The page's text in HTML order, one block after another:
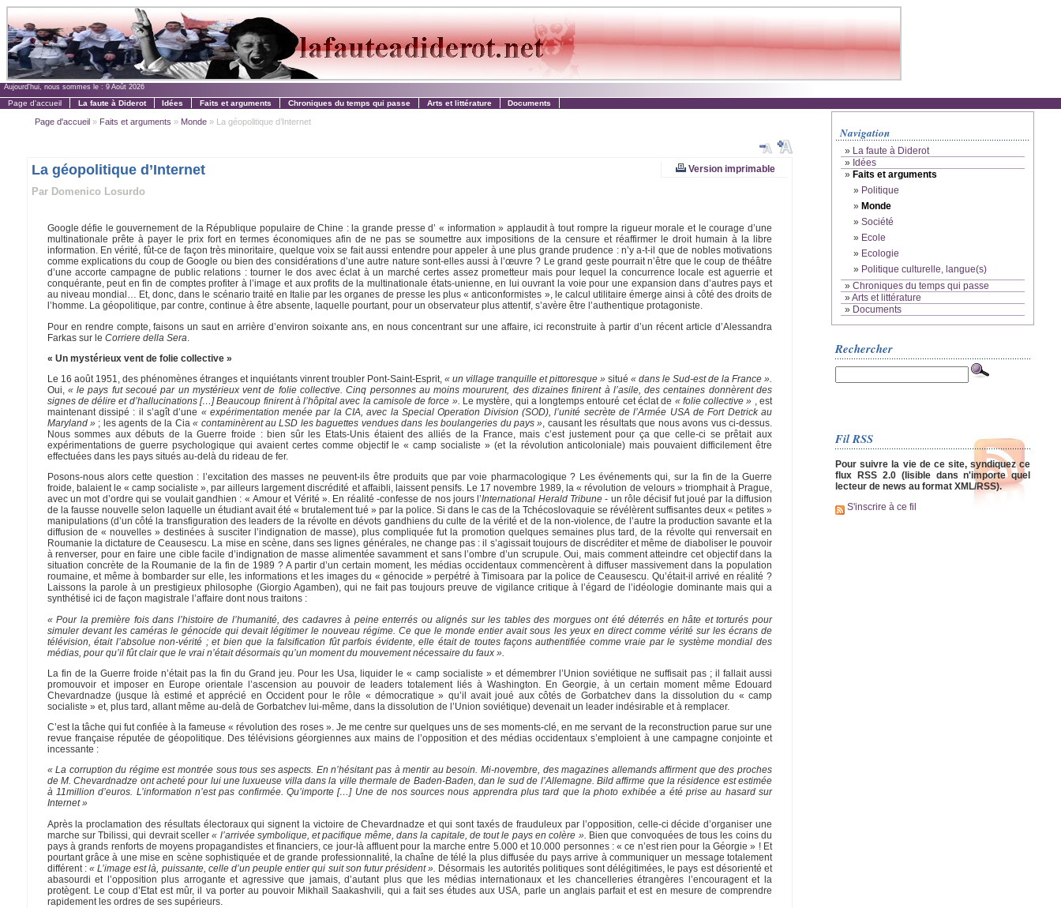
Aujourd'hui, nous sommes le : 9 Août 2026
Page d'accueil La faute à Diderot Idées Faits et arguments Chroniques du temps qui passe Arts et littérature Documents
Page d'accueil» Faits et arguments » Monde» La géopolitique d’Internet
Version imprimable
La géopolitique d’Internet
Par Domenico Losurdo
Google défie le gouvernement de la République populaire de Chine : la grande presse d’ « information » applaudit à tout rompre la rigueur morale et le courage d’une
multinationale prête à payer le prix fort en termes économiques afin de ne pas se soumettre aux impositions de la censure et réaffirmer le droit humain à la libre
information. En vérité, fût-ce de façon très minoritaire, quelque voix se fait aussi entendre pour appeler à une plus grande prudence : n’y a-t-il que de nobles motivations
comme explications du coup de Google ou bien des considérations d’une autre nature sont-elles aussi à l’œuvre ? Le grand geste pourrait n’être que le coup de théâtre
d’une accorte campagne de public relations : tourner le dos avec éclat à un marché certes assez prometteur mais pour lequel la concurrence locale est aguerrie et
conquérante, peut en fin de comptes profiter à l’image et aux profits de la multinationale états-unienne, en lui ouvrant la voie pour une expansion dans d’autres pays et
au niveau mondial… Et, donc, dans le scénario traité en Italie par les organes de presse les plus « anticonformistes », le calcul utilitaire émerge ainsi à côté des droits de
l’homme. La géopolitique, par contre, continue à être absente, laquelle pourtant, pour un observateur plus attentif, s’avère être l’authentique protagoniste.
Pour en rendre compte, faisons un saut en arrière d’environ soixante ans, en nous concentrant sur une affaire, ici reconstruite à partir d’un récent article d’Alessandra
Farkas sur le Corriere della Sera
« Un mystérieux vent de folie collective »
Le 16 août 1951, des phénomènes étranges et inquiétants vinrent troubler Pont-Saint-Esprit, « un village tranquille et pittoresque »situé « dans le Sud-est de la France ».
Oui, « le pays fut secoué par un mystérieux vent de folie collective. Cinq personnes au moins moururent, des dizaines finirent à l’asile, des centaines donnèrent des
signes de délire et d’hallucinations […] Beaucoup finirent à l’hôpital avec la camisole de force ». Le mystère, qui a longtemps entouré cet éclat de « folie collective » , est
maintenant dissipé : il s’agît d’une « expérimentation menée par la CIA, avec la Special Operation Division (SOD), l’unité secrète de l’Armée USA de Fort Detrick au
Maryland » ; les agents de la Cia« contaminèrent au LSD les baguettes vendues dans les boulangeries du pays », causant les résultats que nous avons vus ci-dessus.
Nous sommes aux débuts de la Guerre froide : bien sûr les Etats-Unis étaient des alliés de la France, mais c’est justement pour ça que celle-ci se prêtait aux
expérimentations de guerre psychologique qui avaient certes comme objectif le « camp socialiste » (et la révolution anticoloniale) mais pouvaient difficilement être
effectuées dans les pays situés au-delà du rideau de fer.
Posons-nous alors cette question : l’excitation des masses ne peuvent-ils être produits que par voie pharmacologique ? Les événements qui, sur la fin de la Guerre
froide, balaient le « camp socialiste », par ailleurs largement discrédité et affaibli, laissent pensifs. Le 17 novembre 1989, la « révolution de velours » triomphait à Prague,
avec un mot d’ordre qui se voulait gandhien : « Amour et Vérité ». En réalité -confesse de nos jours l’International Herald Tribune- un rôle décisif fut joué par la diffusion
de la fausse nouvelle selon laquelle un étudiant avait été « brutalement tué » par la police. Si dans le cas de la Tchécoslovaquie se révélèrent suffisantes deux « petites »
manipulations (d’un côté la transfiguration des leaders de la révolte en dévots gandhiens du culte de la vérité et de la non-violence, de l’autre la production savante et la
diffusion de « nouvelles » destinées à susciter l’indignation de masse), plus compliquée fut la promotion quelques semaines plus tard, de la révolte qui renversait en
Roumanie la dictature de Ceausescu. La mise en scène, dans ses lignes générales, ne change pas : il s’agissait toujours de discréditer et même de diaboliser le pouvoir
à renverser, pour en faire une cible facile d’indignation de masse alimentée savamment et sans l’ombre d’un scrupule. Oui, mais comment atteindre cet objectif dans la
situation concrète de la Roumanie de la fin de 1989 ? A partir d’un certain moment, les médias occidentaux commencèrent à diffuser massivement dans la population
roumaine, et même à bombarder sur elle, les informations et les images du « génocide » perpétré à Timisoara par la police de Ceausescu. Qu’était-il arrivé en réalité ?
Laissons la parole à un prestigieux philosophe (Giorgio Agamben), qui ne fait pas toujours preuve de vigilance critique à l’égard de l’idéologie dominante mais qui a
synthétisé ici de façon magistrale l’affaire dont nous traitons :
« Pour la première fois dans l’histoire de l’humanité, des cadavres à peine enterrés ou alignés sur les tables des morgues ont été déterrés en hâte et torturés pour
simuler devant les caméras le génocide qui devait légitimer le nouveau régime. Ce que le monde entier avait sous les yeux en direct comme vérité sur les écrans de
télévision, était l’absolue non-vérité ; et bien que la falsification fût parfois évidente, elle était de toutes façons authentifiée comme vraie par le système mondial des
médias, pour qu’il fût clair que le vrai n’était désormais qu’un moment du mouvement nécessaire du faux ».
La fin de la Guerre froide n’était pas la fin du Grand jeu. Pour les Usa, liquider le « camp socialiste » et démembrer l’Union soviétique ne suffisait pas ; il fallait aussi
promouvoir et imposer en Europe orientale l’ascension au pouvoir de leaders totalement liés à Washington. En Georgie, à un certain moment même Edouard
Chevardnadze (jusque là estimé et apprécié en Occident pour le rôle « démocratique » qu’il avait joué aux côtés de Gorbatchev dans la dissolution du « camp
socialiste » et, plus tard, allant même au-delà de Gorbatchev lui-même, dans la dissolution de l’Union soviétique) devenait un leader indésirable et à remplacer.
C’est la tâche qui fut confiée à la fameuse « révolution des roses ». Je me centre sur quelques uns de ses moments-clé, en me servant de la reconstruction parue sur une
revue française réputée de géopolitique. Des télévisions géorgiennes aux mains de l’opposition et des médias occidentaux s’emploient à une campagne conjointe et
incessante :
« La corruption du régime est montrée sous tous ses aspects. En n’hésitant pas à mentir au besoin. Mi-novembre, des magazines allemands affirment que des proches
de M. Chevardnadze ont acheté pour lui une luxueuse villa dans la ville thermale de Baden-Baden, dan le sud de l’Allemagne. Bild affirme que la résidence est estimée
à 11million d’euros. L’information n’est pas confirmée. Qu’importe […] Une de nos sources nous apprendra plus tard que la photo exhibée a été prise au hasard sur
Internet »
Après la proclamation des résultats électoraux qui signent la victoire de Chevardnadze et qui sont taxés de frauduleux par l’opposition, celle-ci décide d’organiser une
marche sur Tbilissi, qui devrait sceller« l’arrivée symbolique, et pacifique même, dans la capitale, de tout le pays en colère ». Bien que convoquées de tous les coins du
pays à grands renforts de moyens propagandistes et financiers, ce jour-là affluent pour la marche entre 5.000 et 10.000 personnes : « ce n’est rien pour la Géorgie » ! Et
pourtant grâce à une mise en scène sophistiquée et de grande professionnalité, la chaîne de télé la plus diffusée du pays arrive à communiquer un message totalement
différent : « L’image est là, puissante, celle d’un peuple entier qui suit son futur président ». Désormais les autorités politiques sont délégitimées, le pays est désorienté et
abasourdi et l’opposition plus arrogante et agressive que jamais, d’autant plus que les médias internationaux et les chancelleries étrangères l’encouragent et la
protègent. Le coup d’Etat est mûr, il va porter au pouvoir Mikhaïl Saakashvili, qui a fait ses études aux USA, parle un anglais parfait et est en mesure de comprendre
rapidement les ordres de ses supérieurs.
Navigation
» La faute à Diderot
» Idées
» Faits et arguments
» Politique
» Monde
» Société
» Ecole
» Ecologie
» Politique culturelle, langue(s)
» Chroniques du temps qui passe
»Arts et littérature
» Documents
Rechercher
Fil RSS
Pour suivre la vie de ce site, syndiquez ce
flux RSS 2.0 (lisible dans n'importe quel
lecteur de news au format XML/RSS).
S'inscrire à ce fil